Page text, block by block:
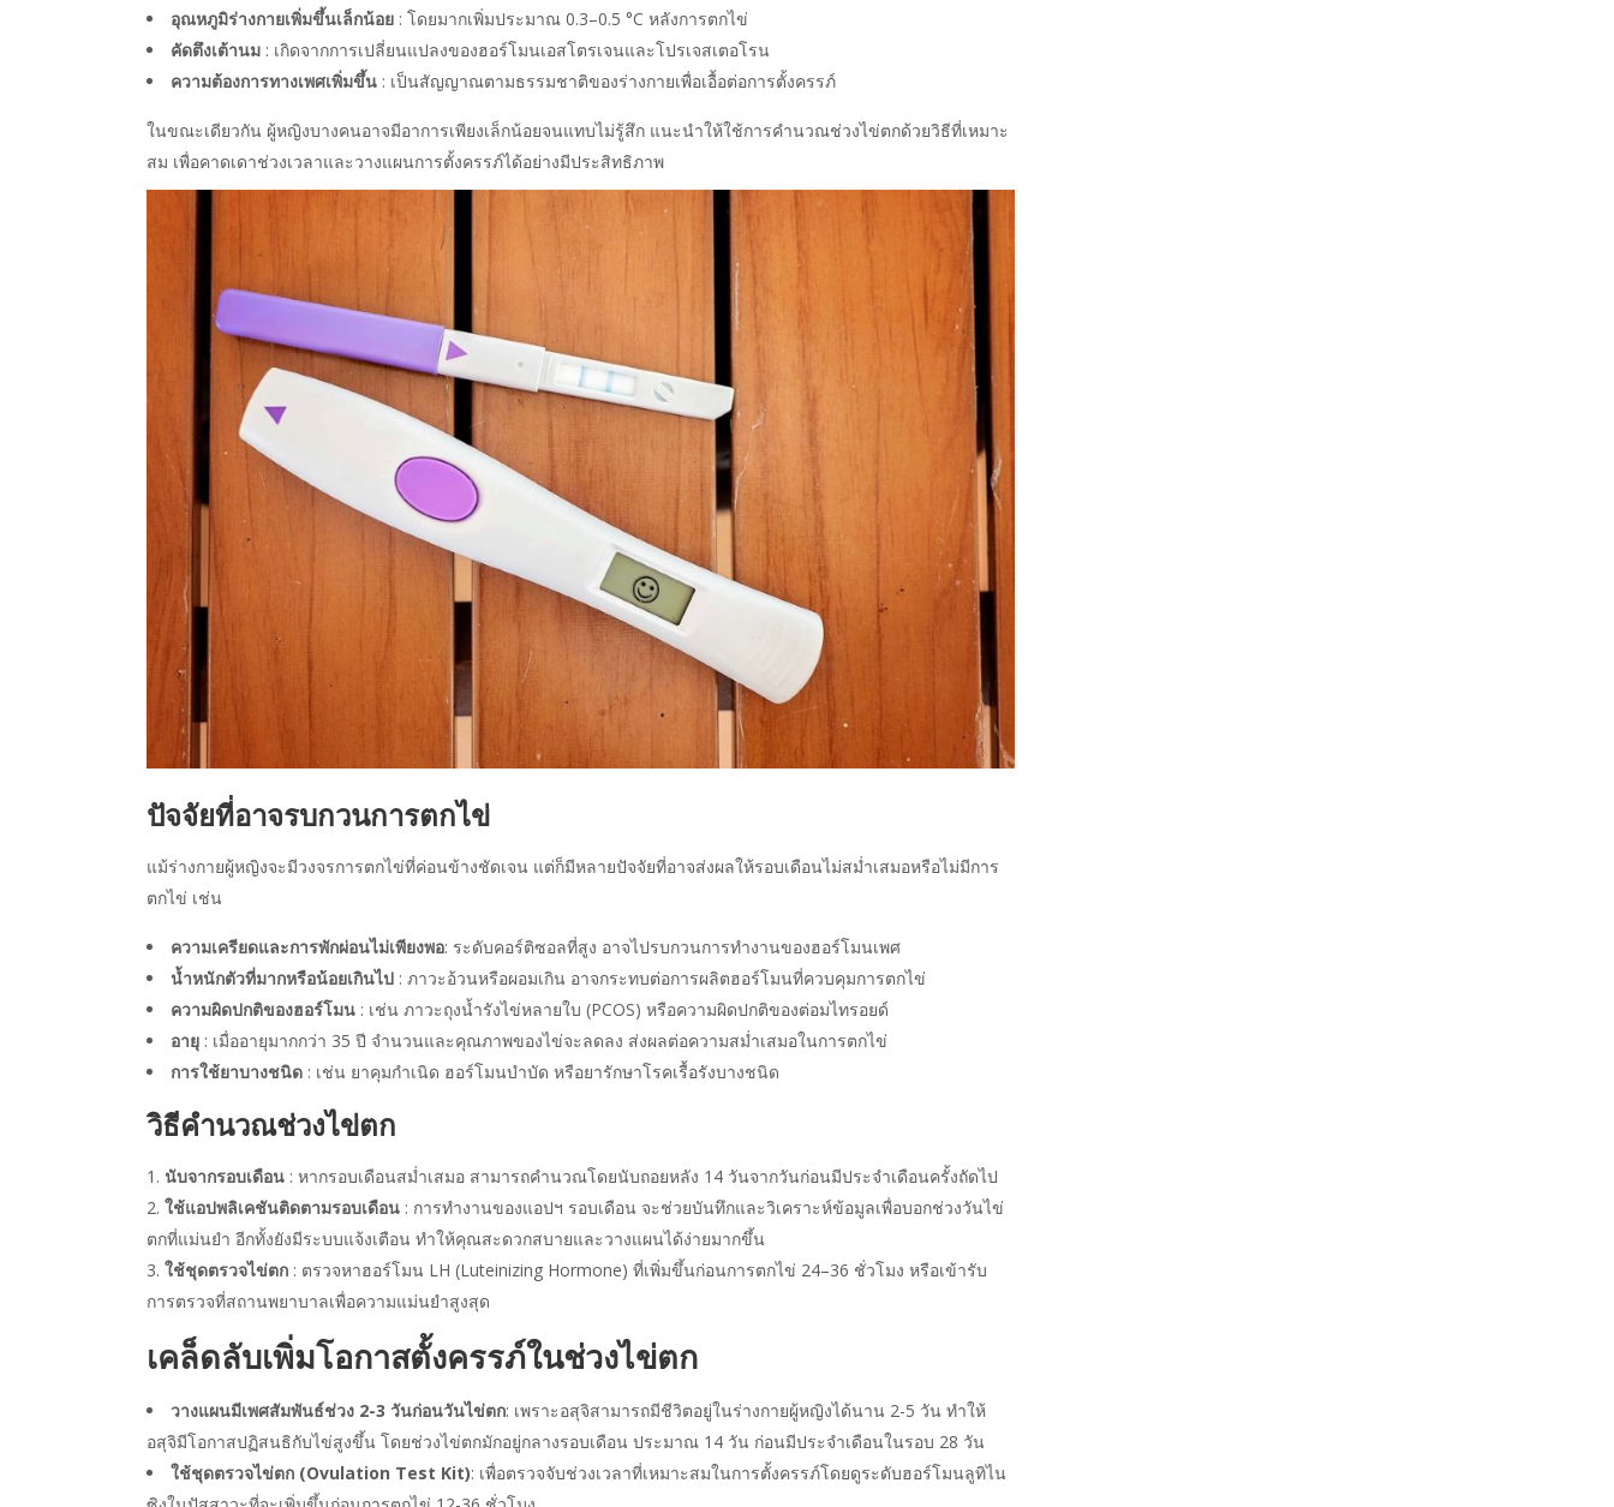
อุณหภูมิร่างกายเพิ่มขึ้นเล็กน้อย : โดยมากเพิ่มประมาณ 0.3–0.5 °C หลังการตกไข่
คัดตึงเต้านม : เกิดจากการเปลี่ยนแปลงของฮอร์โมนเอสโตรเจนและโปรเจสเตอโรน
ความต้องการทางเพศเพิ่มขึ้น : เป็นสัญญาณตามธรรมชาติของร่างกายเพื่อเอื้อต่อการตั้งครรภ์
ในขณะเดียวกัน ผู้หญิงบางคนอาจมีอาการเพียงเล็กน้อยจนแทบไม่รู้สึก แนะนำให้ใช้การคำนวณช่วงไข่ตกด้วยวิธีที่เหมาะ
สม เพื่อคาดเดาช่วงเวลาและวางแผนการตั้งครรภ์ได้อย่างมีประสิทธิภาพ
ปัจจัยที่อาจรบกวนการตกไข่
แม้ร่างกายผู้หญิงจะมีวงจรการตกไข่ที่ค่อนข้างชัดเจน แต่ก็มีหลายปัจจัยที่อาจส่งผลให้รอบเดือนไม่สม่ำเสมอหรือไม่มีการ
ตกไข่ เช่น
ความเครียดและการพักผ่อนไม่เพียงพอ: ระดับคอร์ติซอลที่สูง อาจไปรบกวนการทำงานของฮอร์โมนเพศ
น้ำหนักตัวที่มากหรือน้อยเกินไป : ภาวะอ้วนหรือผอมเกิน อาจกระทบต่อการผลิตฮอร์โมนที่ควบคุมการตกไข่
ความผิดปกติของฮอร์โมน : เช่น ภาวะถุงน้ำรังไข่หลายใบ (PCOS) หรือความผิดปกติของต่อมไทรอยด์
อายุ : เมื่ออายุมากกว่า 35 ปี จำนวนและคุณภาพของไข่จะลดลง ส่งผลต่อความสม่ำเสมอในการตกไข่
การใช้ยาบางชนิด : เช่น ยาคุมกำเนิด ฮอร์โมนบำบัด หรือยารักษาโรคเรื้อรังบางชนิด
วิธีคำนวณช่วงไข่ตก
นับจากรอบเดือน : หากรอบเดือนสม่ำเสมอ สามารถคำนวณโดยนับถอยหลัง 14 วันจากวันก่อนมีประจำเดือนครั้งถัดไป
ใช้แอปพลิเคชันติดตามรอบเดือน : การทำงานของแอปฯ รอบเดือน จะช่วยบันทึกและวิเคราะห์ข้อมูลเพื่อบอกช่วงวันไข่
ตกที่แม่นยำ อีกทั้งยังมีระบบแจ้งเตือน ทำให้คุณสะดวกสบายและวางแผนได้ง่ายมากขึ้น
ใช้ชุดตรวจไข่ตก : ตรวจหาฮอร์โมน LH (Luteinizing Hormone) ที่เพิ่มขึ้นก่อนการตกไข่ 24–36 ชั่วโมง หรือเข้ารับ
การตรวจที่สถานพยาบาลเพื่อความแม่นยำสูงสุด
เคล็ดลับเพิ่มโอกาสตั้งครรภ์ในช่วงไข่ตก
วางแผนมีเพศสัมพันธ์ช่วง 2-3 วันก่อนวันไข่ตก: เพราะอสุจิสามารถมีชีวิตอยู่ในร่างกายผู้หญิงได้นาน 2-5 วัน ทำให้
อสุจิมีโอกาสปฏิสนธิกับไข่สูงขึ้น โดยช่วงไข่ตกมักอยู่กลางรอบเดือน ประมาณ 14 วัน ก่อนมีประจำเดือนในรอบ 28 วัน
ใช้ชุดตรวจไข่ตก (Ovulation Test Kit): เพื่อตรวจจับช่วงเวลาที่เหมาะสมในการตั้งครรภ์โดยดูระดับฮอร์โมนลูทิไน